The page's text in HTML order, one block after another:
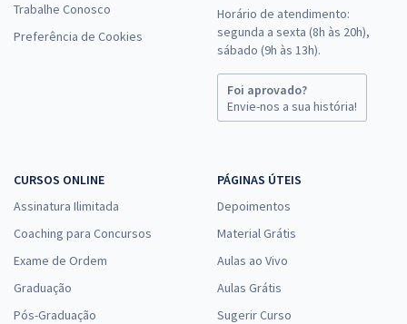
Trabalhe Conosco
Preferência de Cookies
Horário de atendimento:
segunda a sexta (8h às 20h),
sábado (9h às 13h).
Foi aprovado?
Envie-nos a sua história!
CURSOS ONLINE
Assinatura Ilimitada
Coaching para Concursos
Exame de Ordem
Graduação
Pós-Graduação
PÁGINAS ÚTEIS
Depoimentos
Material Grátis
Aulas ao Vivo
Aulas Grátis
Sugerir Curso